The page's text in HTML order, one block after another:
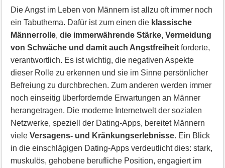
Die Angst im Leben von Männern ist allzu oft immer noch
ein Tabuthema. Dafür ist zum einen die klassische
Männerrolle, die immerwährende Stärke, Vermeidung
von Schwäche und damit auch Angstfreiheitforderte,
verantwortlich. Es ist wichtig, die negativen Aspekte
dieser Rolle zu erkennen und sie im Sinne persönlicher
Befreiung zu durchbrechen. Zum anderen werden immer
noch einseitig überfordernde Erwartungen an Männer
herangetragen. Die moderne Internetwelt der sozialen
Netzwerke, speziell der Dating-Apps, bereitet Männern
viele Versagens- und Kränkungserlebnisse. Ein Blick
in die einschlägigen Dating-Apps verdeutlicht dies: stark,
muskulös, gehobene berufliche Position, engagiert im